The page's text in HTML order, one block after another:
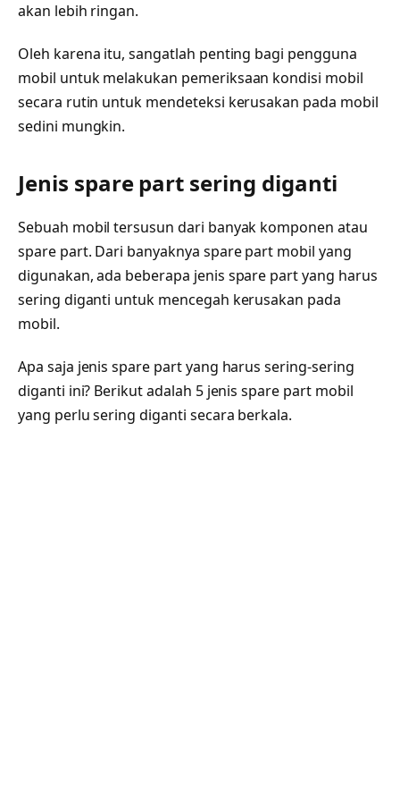
akan lebih ringan.
Oleh karena itu, sangatlah penting bagi pengguna
mobil untuk melakukan pemeriksaan kondisi mobil
secara rutin untuk mendeteksi kerusakan pada mobil
sedini mungkin.
Jenis spare part sering diganti
Sebuah mobil tersusun dari banyak komponen atau
spare part. Dari banyaknya spare part mobil yang
digunakan, ada beberapa jenis spare part yang harus
sering diganti untuk mencegah kerusakan pada
mobil.
Apa saja jenis spare part yang harus sering-sering
diganti ini? Berikut adalah 5 jenis spare part mobil
yang perlu sering diganti secara berkala.